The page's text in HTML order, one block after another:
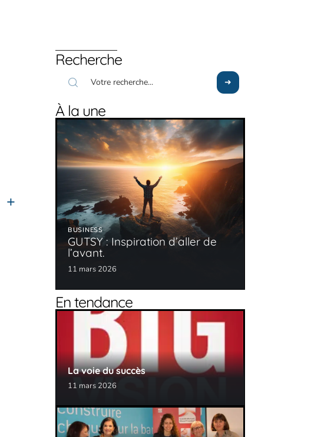
Recherche
À la une
BUSINESS
GUTSY : Inspiration d’aller de
l’avant.
11 mars 2026
En tendance
La voie du succès
11 mars 2026